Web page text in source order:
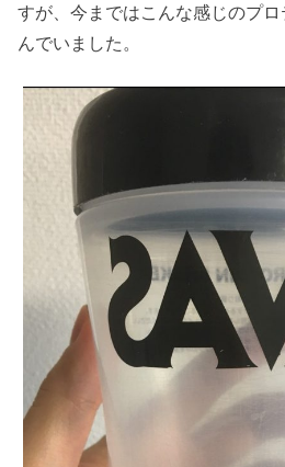
すが、今まではこんな感じのプ
んでいました。